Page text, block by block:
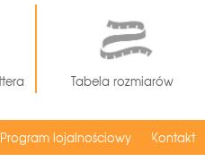
Tabela rozmiarów
Program lojalnościowy Kontakt